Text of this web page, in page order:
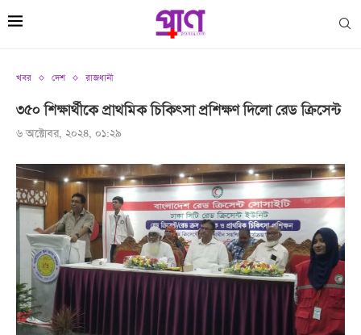
খবর দেশ রাজধানী
৩৫০ শিক্ষার্থীকে প্রাথমিক চিকিৎসা প্রশিক্ষণ দিলো রেড ক্রিসেন্ট
৬ অক্টোবর, ২০২৪, ০১:২৯